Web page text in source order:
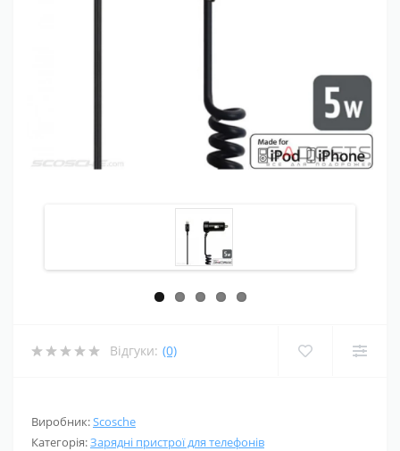
Відгуки: (0)
Виробник:Scosche
Категорія:Зарядні пристрої для телефонів